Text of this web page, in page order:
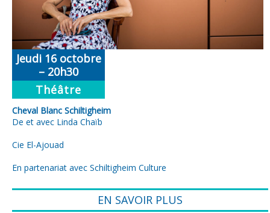
Jeudi 16 octobre
– 20h30
Théâtre
Cheval Blanc Schiltigheim
De et avec Linda Chaïb
Cie El-Ajouad
En partenariat avec Schiltigheim Culture
EN SAVOIR PLUS